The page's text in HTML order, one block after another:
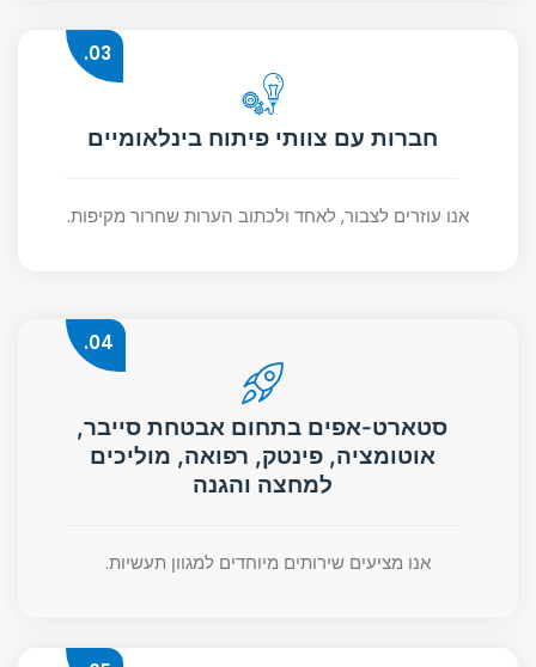
03.
חברות עם צוותי פיתוח בינלאומיים
אנו עוזרים לצבור, לאחד ולכתוב הערות שחרור מקיפות.
04.
סטארט-אפים בתחום אבטחת סייבר,
אוטומציה, פינטק, רפואה, מוליכים
למחצה והגנה
אנו מציעים שירותים מיוחדים למגוון תעשיות.